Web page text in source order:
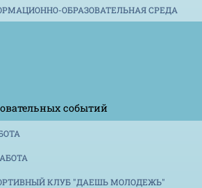
ОБРАЗОВАТЕЛЬНАЯ СРЕДА
событий
КЛУБ "ДАЕШЬ МОЛОДЕЖЬ"